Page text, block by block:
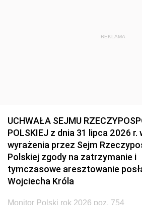
REKLAMA
UCHWAŁA SEJMU
POLSKIEJ z dnia 31 lipca 2026 r.
wyrażenia przez Sejm
Polskiej zgody na zatrzymanie i
tymczasowe aresztowanie
Wojciecha Króla
Monitor Polski rok 2026 poz. 754